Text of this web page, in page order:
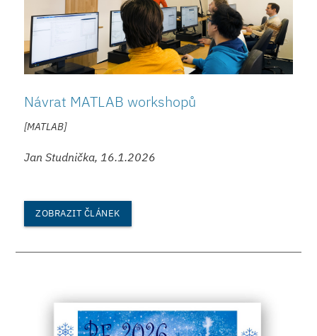
Návrat MATLAB workshopů
[MATLAB]
Jan Studnička, 16.1.2026
ZOBRAZIT ČLÁNEK